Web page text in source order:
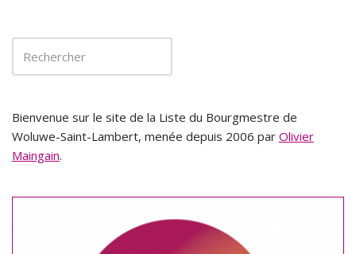
Bienvenue sur le site de la Liste du Bourgmestre de
Woluwe-Saint-Lambert, menée depuis 2006 par Olivier
Maingain.